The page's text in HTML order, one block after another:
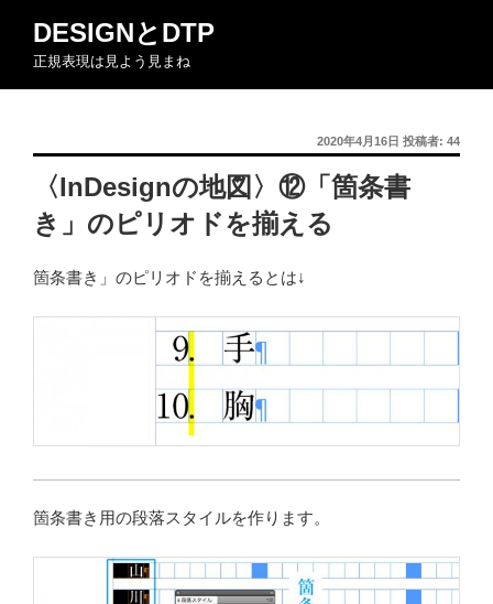
ン
DESIGNとDTP
正規表現は見よう見まね
投
稿
日:
2020年4月16日 投稿者: 44
〈InDesignの地図〉⑫「箇条書
き」のピリオドを揃える
箇条書き」のピリオドを揃えるとは↓
箇条書き用の段落スタイルを作ります。